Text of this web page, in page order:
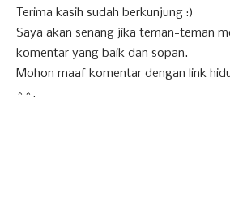
Terima kasih sudah berkunjung :)
Saya akan senang jika teman-teman
komentar yang baik dan sopan.
Mohon maaf komentar dengan link
^^.